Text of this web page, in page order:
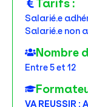
Tarifs :
Salarié.e
Salarié.e non
Nombre
Entre 5 et 12
VA REUSSIR :